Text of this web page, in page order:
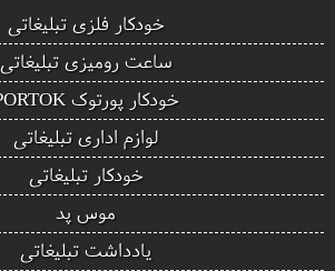
خودکار فلزی تبلیغاتی
ساعت رومیزی تبلیغاتی
خودکار پورتوک PORTOK
لوازم اداری تبلیغاتی
خودکار تبلیغاتی
موس پد
یادداشت تبلیغاتی